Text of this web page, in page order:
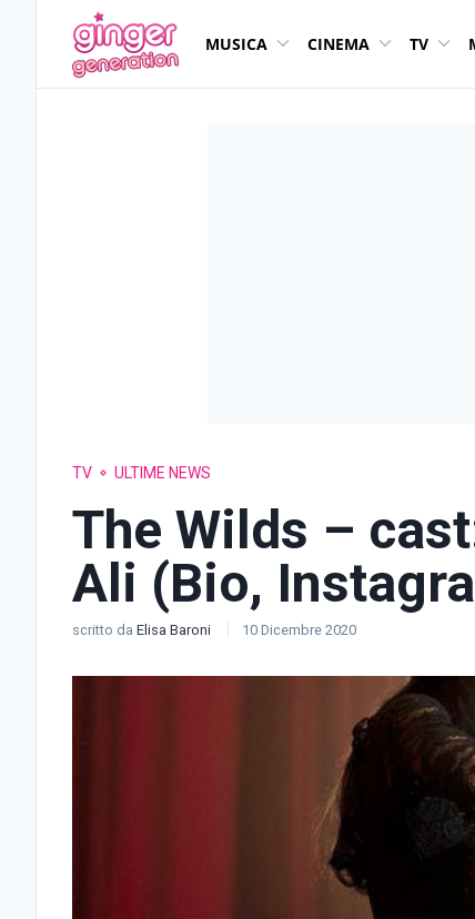
MUSICA CINEMA TV
TV ULTIME NEWS
The Wilds –
Ali (Bio,
scritto da Elisa Baroni 10 Dicembre 2020